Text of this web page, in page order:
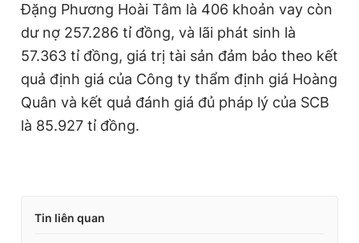
Đặng Phương Hoài Tâm là 406 khoản vay còn
dư nợ 257.286 tỉ đồng, và lãi phát sinh là
57.363 tỉ đồng, giá trị tài sản đảm bảo theo kết
quả định giá của Công ty thẩm định giá Hoàng
Quân và kết quả đánh giá đủ pháp lý của SCB
là 85.927 tỉ đồng.
Tin liên quan